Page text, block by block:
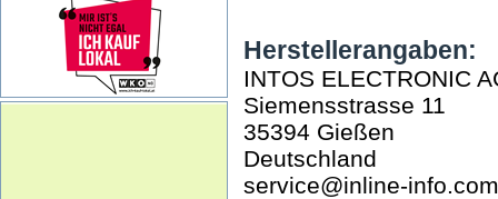
Herstellerangaben:
INTOS ELECTRONIC
Siemensstrasse 11
35394 Gießen
Deutschland
service@inline-info.com